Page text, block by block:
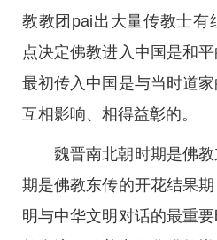
教教团pai出大量传教士有
点决定佛教进入中国是和
最初传入中国是与当时道
互相影响、相得益彰的。
魏晋南北朝时期是佛
期是佛教东传的开花结果
明与中华文明对话的最重